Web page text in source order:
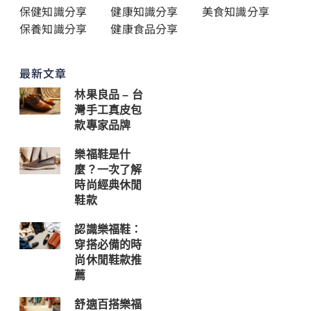
保健知識分享 健康知識分享
美食知識分享
保養知識分享
健康食品分享
最新文章
林果良品 – 台
灣手工真皮包
款專家品牌
樂福鞋是什
麼？一次了解
時尚經典休閒
鞋款
認識樂福鞋：
穿搭必備的時
尚休閒鞋款推
薦
舒適百搭樂福